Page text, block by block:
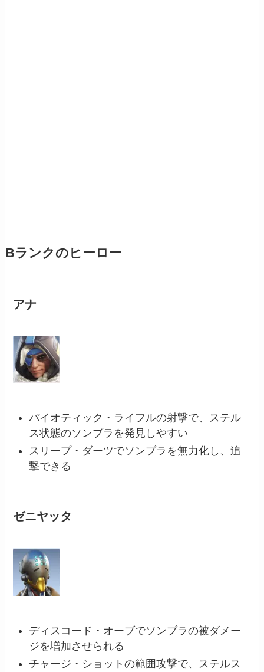
Bランクのヒーロー
アナ
バイオティック・ライフルの射撃で、ステル
ス状態のソンブラを発見しやすい
スリープ・ダーツでソンブラを無力化し、追
撃できる
ゼニヤッタ
ディスコード・オーブでソンブラの被ダメー
ジを増加させられる
チャージ・ショットの範囲攻撃で、ステルス